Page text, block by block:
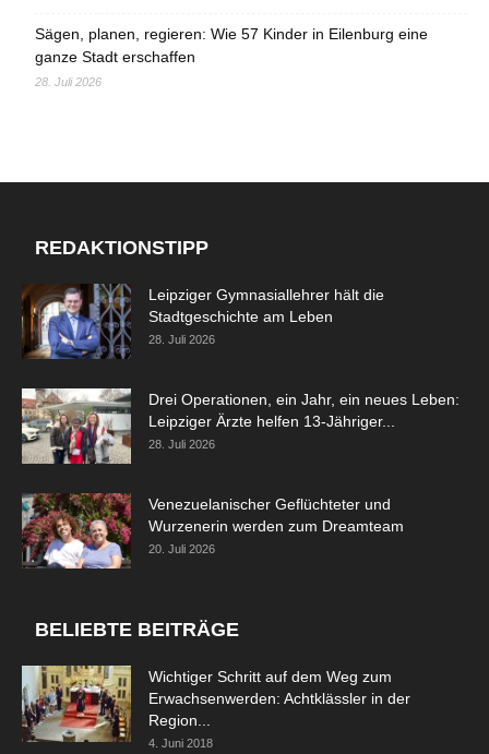
Sägen, planen, regieren: Wie 57 Kinder in Eilenburg eine
ganze Stadt erschaffen
28. Juli 2026
REDAKTIONSTIPP
Leipziger Gymnasiallehrer hält die
Stadtgeschichte am Leben
28. Juli 2026
Drei Operationen, ein Jahr, ein neues Leben:
Leipziger Ärzte helfen 13-Jähriger...
28. Juli 2026
Venezuelanischer Geflüchteter und
Wurzenerin werden zum Dreamteam
20. Juli 2026
BELIEBTE BEITRÄGE
Wichtiger Schritt auf dem Weg zum
Erwachsenwerden: Achtklässler in der
Region...
4. Juni 2018